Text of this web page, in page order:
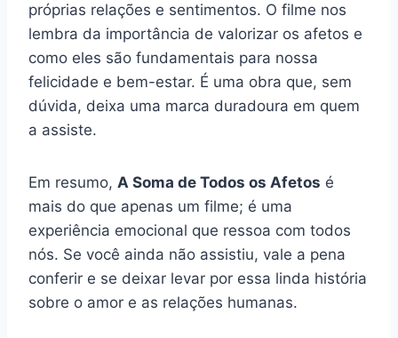
próprias relações e sentimentos. O filme nos
lembra da importância de valorizar os afetos e
como eles são fundamentais para nossa
felicidade e bem-estar. É uma obra que, sem
dúvida, deixa uma marca duradoura em quem
a assiste.
Em resumo, A Soma de Todos os Afetos é
mais do que apenas um filme; é uma
experiência emocional que ressoa com todos
nós. Se você ainda não assistiu, vale a pena
conferir e se deixar levar por essa linda história
sobre o amor e as relações humanas.